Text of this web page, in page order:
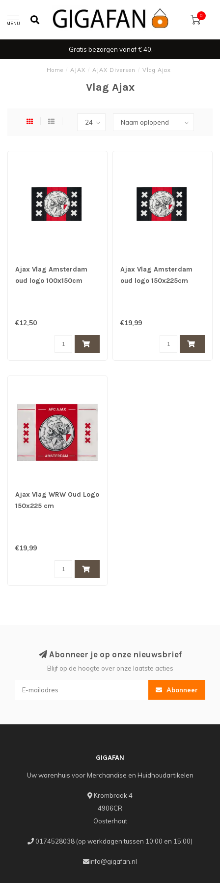
MENU
0
Gratis bezorgen vanaf € 40,-
Home / AJAX / AJAX Diversen / Vlag Ajax
Vlag Ajax
Ajax Vlag Amsterdam
oud logo 100x150cm
€12,50
Ajax Vlag Amsterdam
oud logo 150x225cm
€19,99
Ajax Vlag WRW Oud Logo
150x225 cm
€19,99
Abonneer je op onze nieuwsbrief
Blijf op de hoogte over onze laatste acties
Abonneer
GIGAFAN
Uw warenhuis voor Merchandise en Huidhoudartikelen
Krombraak 4
4906CR
Oosterhout
0174528038 (op werkdagen tussen 10:00 en 15:00)
info@gigafan.nl